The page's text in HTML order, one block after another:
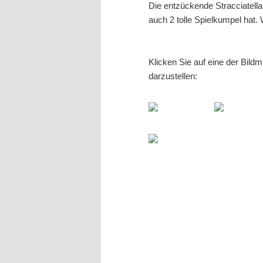
Die entzückende
auch 2 tolle Spielkumpel hat.
Klicken Sie auf eine der
darzustellen: